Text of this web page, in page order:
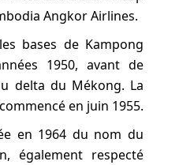
Angkor Airlines.
bases de Kampong
1950, avant de
delta du Mékong. La
en juin 1955.
en 1964 du nom du
également respecté